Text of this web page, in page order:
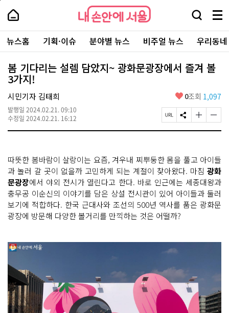
본
로
가
내
손
안
에
서
울
-
서
울
시
대
표
소
통
포
내
손
에
울
검
창
열
기
메
뉴
전
체
보
주
요
서
뉴스홈 기획·이슈 분야별 뉴스 비주얼 뉴스 우리동
봄 기다리는 설렘 담았지~ 광화문광장에서 즐겨 볼
3가지!
시민기자 김태희
발행일 2024.02.21. 09:10
수정일 2024.02.21. 16:12
좋
요
0조회 1,097
페
이
L
복
사
S
N
하
기
글
자
크
게
변
경
하
기
글
자
게
변
경
하
기
따뜻한 봄바람이 살랑이는 요즘, 겨우내 찌뿌둥한 몸을 풀고 아이들
과 놀러 갈 곳이 없을까 고민하게 되는 계절이 찾아왔다. 마침 광화
문광장에서 야외 전시가 열린다고 한다. 바로 인근에는 세종대왕과
충무공 이순신의 이야기를 담은 상설 전시관이 있어 아이들과 둘러
보기에 적합하다. 한국 근대사와 조선의 500년 역사를 품은 광화문
광장에 방문해 다양한 볼거리를 만끽하는 것은 어떨까?
페
상
단
로